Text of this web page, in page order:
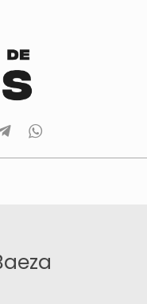
Telegramwhatsapp